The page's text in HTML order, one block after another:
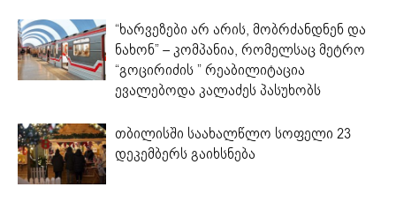
“ხარვეზები არ არის, მობრძანდნენ და
ნახონ” – კომპანია, რომელსაც მეტრო
“გოცირიძის ” რეაბილიტაცია
ევალებოდა კალაძეს პასუხობს
თბილისში საახალწლო სოფელი 23
დეკემბერს გაიხსნება